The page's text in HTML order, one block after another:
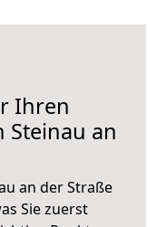
Ihren
Steinau an
an der Straße
Sie zuerst